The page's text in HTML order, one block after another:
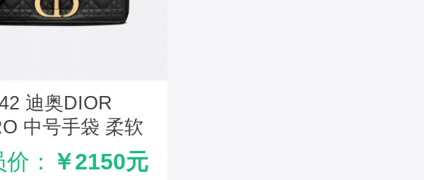
迪奥DIOR
中号手袋 柔软
革藤格纹 黑色
： ￥2150元